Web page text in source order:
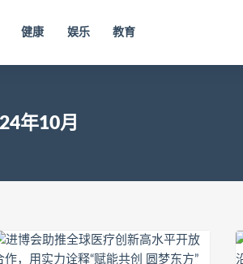
健康 娱乐 教育
年10月